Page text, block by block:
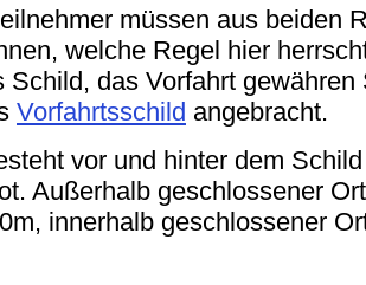
müssen aus beiden
welche Regel hier
Schild, das Vorfahrt
Vorfahrtsschild angebracht.
vor und hinter dem
Außerhalb geschlossener
innerhalb geschlossener